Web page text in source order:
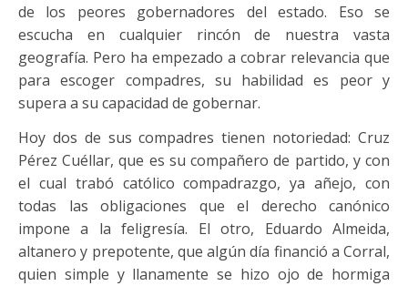
de los peores gobernadores del estado. Eso se
escucha en cualquier rincón de nuestra vasta
geografía. Pero ha empezado a cobrar relevancia que
para escoger compadres, su habilidad es peor y
supera a su capacidad de gobernar.
Hoy dos de sus compadres tienen notoriedad: Cruz
Pérez Cuéllar, que es su compañero de partido, y con
el cual trabó católico compadrazgo, ya añejo, con
todas las obligaciones que el derecho canónico
impone a la feligresía. El otro, Eduardo Almeida,
altanero y prepotente, que algún día financió a Corral,
quien simple y llanamente se hizo ojo de hormiga